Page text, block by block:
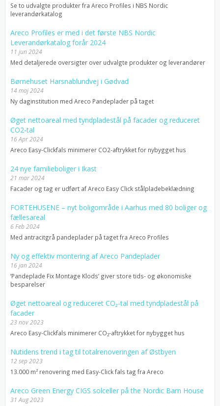
Se to udvalgte produkter fra Areco Profiles i NBS Nordic
leverandørkatalog
Areco Profiles er med i det første NBS Nordic
Leverandørkatalog forår 2024
11 jun 2024
Med detaljerede oversigter over udvalgte produkter og leverandører
Børnehuset Harsnablundvej i Gødvad
14 maj 2024
Ny daginstitution med Areco Pandeplader på taget
Øget nettoareal med tyndpladestål på facader og reduceret
CO2-tal
16 Apr 2024
Areco Easy-Clickfals minimerer CO2-aftrykket for nybygget hus
24 nye familieboliger i Ikast
21 mar 2024
Facader og tag er udført af Areco Easy Click stålpladebeklædning
FORTEHUSENE – nyt boligområde i Aarhus med 80 boliger og
fællesareal
6 Feb 2024
Med antracitgrå pandeplader på taget fra Areco Profiles
Ny og effektiv montering af Areco Pandeplader
16 jan 2024
’Pandeplade Fix Montage Klods’ giver store tids- og økonomiske
besparelser
Øget nettoareal og reduceret CO₂-tal med tyndpladestål på
facader
23 nov 2023
Areco Easy-Clickfals minimerer CO₂-aftrykket for nybygget hus
Nutidens trend i tag til totalrenoveringen af Østbyen
12 sep 2023
13.000 m² renovering med Easy-Click fals tag fra Areco
Areco Green Energy CIGS solceller på the Nordic Barn House
31 Aug 2023